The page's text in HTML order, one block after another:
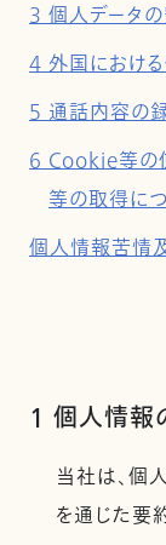
3 個人データ
4 外国におけ
5 通話内容の
6 Cookie等の
等の取得に
個人情報苦情
1 個人情報
当社は、個
を通じた要